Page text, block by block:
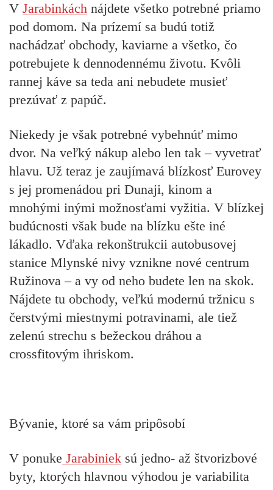
V Jarabinkách nájdete všetko potrebné priamo
pod domom. Na prízemí sa budú totiž
nachádzať obchody, kaviarne a všetko, čo
potrebujete k dennodennému životu. Kvôli
rannej káve sa teda ani nebudete musieť
prezúvať z papúč.
Niekedy je však potrebné vybehnúť mimo
dvor. Na veľký nákup alebo len tak – vyvetrať
hlavu. Už teraz je zaujímavá blízkosť Eurovey
s jej promenádou pri Dunaji, kinom a
mnohými inými možnosťami vyžitia. V blízkej
budúcnosti však bude na blízku ešte iné
lákadlo. Vďaka rekonštrukcii autobusovej
stanice Mlynské nivy vznikne nové centrum
Ružinova – a vy od neho budete len na skok.
Nájdete tu obchody, veľkú modernú tržnicu s
čerstvými miestnymi potravinami, ale tiež
zelenú strechu s bežeckou dráhou a
crossfitovým ihriskom.
Bývanie, ktoré sa vám pripôsobí
V ponuke Jarabiniek sú jedno- až štvorizbové
byty, ktorých hlavnou výhodou je variabilita